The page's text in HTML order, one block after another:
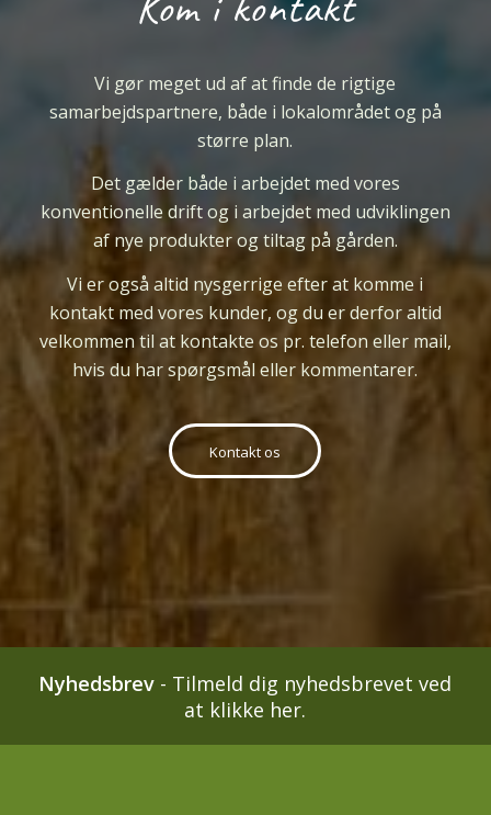
Vi gør meget ud af at finde de rigtige
samarbejdspartnere, både i lokalområdet og på
større plan.
Det gælder både i arbejdet med vores
konventionelle drift og i arbejdet med udviklingen
af nye produkter og tiltag på gården.
Vi erogsåaltid nysgerrige efter at komme i
kontakt med vores kunder, og du er derfor altid
velkommen til at kontakte os pr. telefon eller mail,
hvis du har spørgsmål eller kommentarer.
Kontakt os
Nyhedsbrev - Tilmeld dig nyhedsbrevet ved
at klikke her.